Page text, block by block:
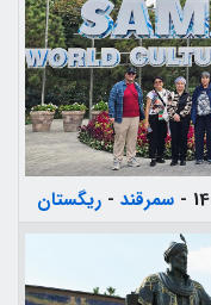
سمرقند -ریگستان